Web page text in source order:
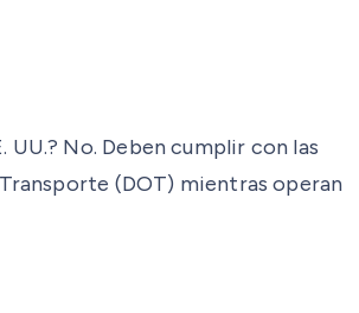
No. Deben cumplir con las
(DOT) mientras operan